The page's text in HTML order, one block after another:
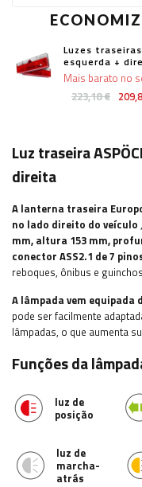
Luzes traseiras
esquerda +
223,18 €
Mais barato no
Luz traseira
direita
A lanterna traseira
no lado direito do veículo
mm, altura 153 mm,
conector ASS2.1 de 7
reboques, ônibus e guinchos
A lâmpada vem equipada
pode ser facilmente
lâmpadas, o que aumenta
Funções da
luz de
posição
luz de
marcha-
atrás